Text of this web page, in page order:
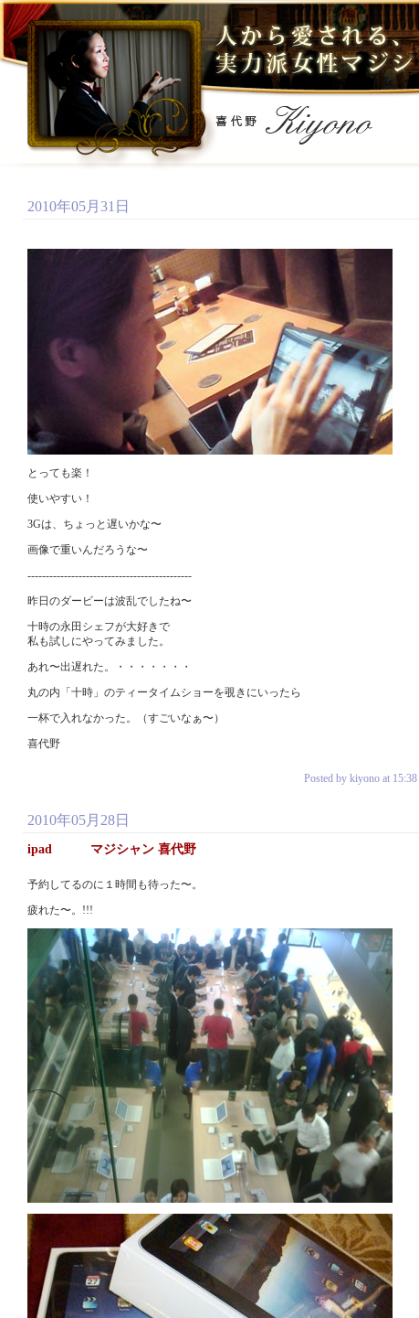
2010年05月31日
とっても楽！
使いやすい！
3Gは、ちょっと遅いかな〜
画像で重いんだろうな〜
---------------------------------------------
昨日のダービーは波乱でしたね〜
十時の永田シェフが大好きで
私も試しにやってみました。
あれ〜出遅れた。・・・・・・・
丸の内「十時」のティータイムショーを覗きにいったら
一杯で入れなかった。（すごいなぁ〜）
喜代野
Posted by kiyono at 15:38 |
2010年05月28日
ipad マジシャン 喜代野
予約してるのに１時間も待った〜。
疲れた〜。!!!